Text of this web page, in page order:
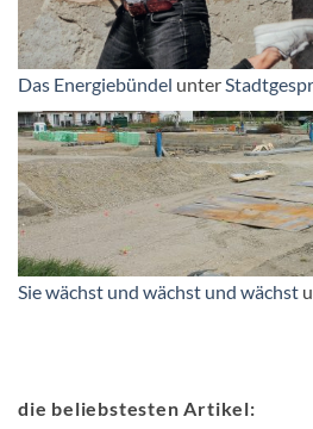
Das Energiebündel unter
Sie wächst und wächst und wächst
die beliebstesten Artikel: